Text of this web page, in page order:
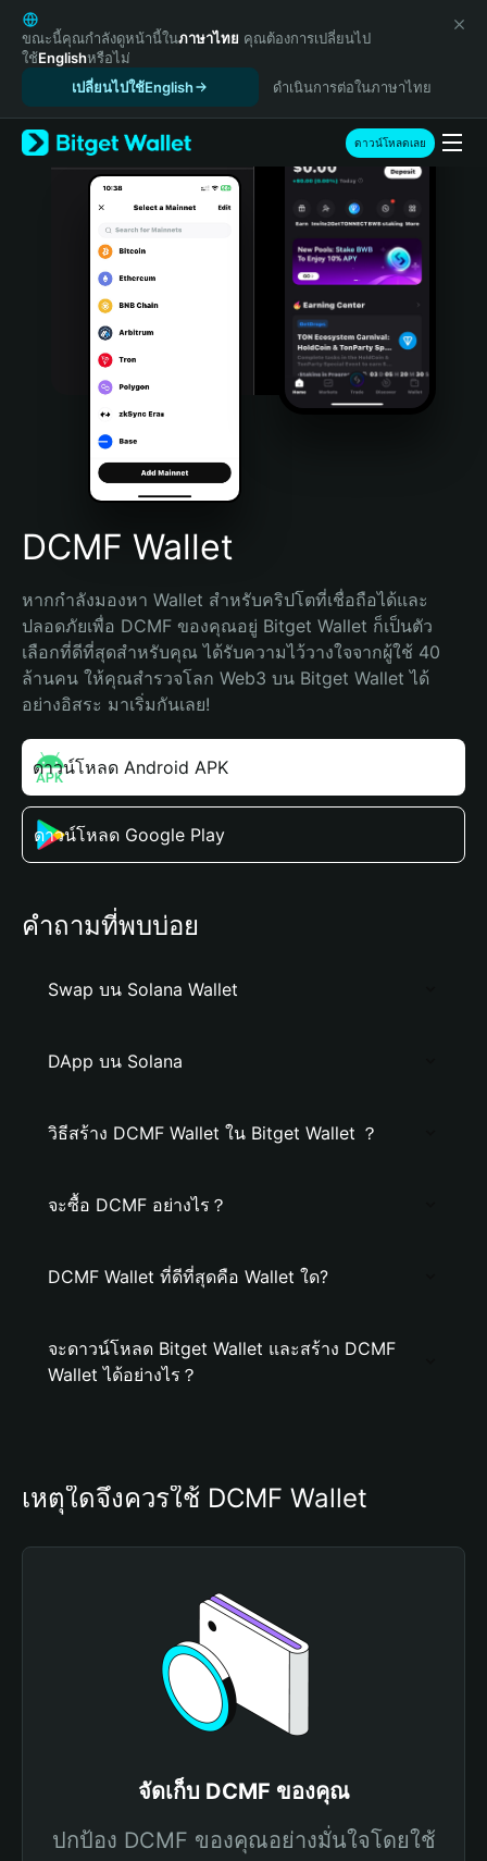
English
日本語
Tiếng Việt
Español (Latinoamérica)
Türkçe
Italiano
Português (Portugal)
Bahasa Indonesia
Português (Brasil)
Español (Argentina)
ขณะนี้คุณกำลังดูหน้านี้ในภาษาไทย คุณต้องการเปลี่ยนไป
ใช้Englishหรือไม่
เปลี่ยนไปใช้English
ดำเนินการต่อในภาษาไทย
ดาวน์โหลดเลย
DCMF Wallet
หากกำลังมองหา Wallet สำหรับคริปโตที่เชื่อถือได้และ
ปลอดภัยเพื่อ DCMF ของคุณอยู่ Bitget Wallet ก็เป็นตัว
เลือกที่ดีที่สุดสำหรับคุณ ได้รับความไว้วางใจจากผู้ใช้ 40
ล้านคน ให้คุณสำรวจโลก Web3 บน Bitget Wallet ได้
อย่างอิสระ มาเริ่มกันเลย!
ดาวน์โหลด Android APK
ดาวน์โหลด Google Play
คำถามที่พบบ่อย
Swap บน Solana Wallet
DApp บน Solana
วิธีสร้าง DCMF Wallet ใน Bitget Wallet ？
จะซื้อ DCMF อย่างไร？
DCMF Wallet ที่ดีที่สุดคือ Wallet ใด?
จะดาวน์โหลด Bitget Wallet และสร้าง DCMF
Wallet ได้อย่างไร？
เหตุใดจึงควรใช้ DCMF Wallet
จัดเก็บ DCMF ของคุณ
ปกป้อง DCMF ของคุณอย่างมั่นใจโดยใช้